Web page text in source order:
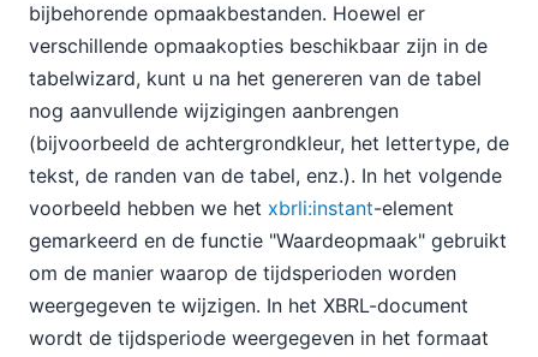
bijbehorende opmaakbestanden. Hoewel er
verschillende opmaakopties beschikbaar zijn in de
tabelwizard, kunt u na het genereren van de tabel
nog aanvullende wijzigingen aanbrengen
(bijvoorbeeld de achtergrondkleur, het lettertype, de
tekst, de randen van de tabel, enz.). In het volgende
voorbeeld hebben we het xbrli:instant-element
gemarkeerd en de functie "Waardeopmaak" gebruikt
om de manier waarop de tijdsperioden worden
weergegeven te wijzigen. In het XBRL-document
wordt de tijdsperiode weergegeven in het formaat